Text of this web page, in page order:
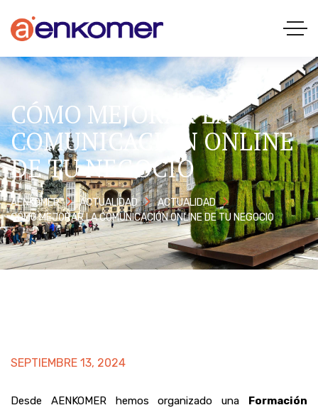
CÓMO MEJORAR LA
COMUNICACIÓN ONLINE
DE TU NEGOCIO
AENKOMER ACTUALIDAD
ACTUALIDAD
CÓMO MEJORAR LA COMUNICACIÓN ONLINE DE TU NEGOCIO
SEPTIEMBRE 13, 2024
Desde AENKOMER hemos organizado una Formación